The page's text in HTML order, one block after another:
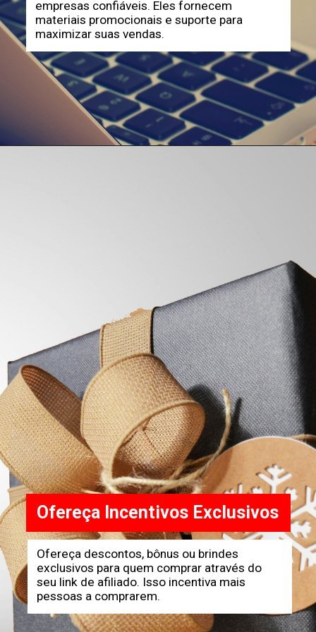
empresas confiáveis. Eles fornecem
materiais promocionais e suporte para
maximizar suas vendas.
Ofereça descontos, bônus ou brindes
exclusivos para quem comprar através do
seu link de afiliado. Isso incentiva mais
pessoas a comprarem.
Ofereça Incentivos Exclusivos